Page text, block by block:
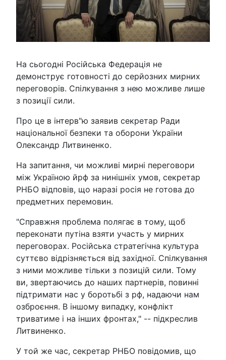
На сьогодні Російська Федерація не
демонструє готовності до серйозних мирних
переговорів. Спілкування з нею можливе лише
з позиції сили.
Про це в інтерв"ю заявив секретар Ради
національної безпеки та оборони України
Олександр Литвиненко.
На запитання, чи можливі мирні переговори
між Україною йрф за нинішніх умов, секретар
РНБО відповів, що наразі росія не готова до
предметних перемовин.
"Справжня проблема полягає в тому, щоб
переконати путіна взяти участь у мирних
переговорах. Російська стратегічна культура
суттєво відрізняється від західної. Спілкування
з ними можливе тільки з позицій сили. Тому
ви, звертаючись до наших партнерів, повинні
підтримати нас у боротьбі з рф, надаючи нам
озброєння. В іншому випадку, конфлікт
триватиме і на інших фронтах," -- підкреслив
Литвиненко.
У той же час, секретар РНБО повідомив, що